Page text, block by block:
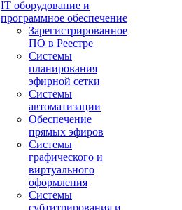
IT оборудование и
программное обеспечение
Зарегистрированное
ПО в Реестре
Системы
планирования
эфирной сетки
Системы
автоматизации
Обеспечение
прямых эфиров
Системы
графического и
виртуального
оформления
Системы
субтитрирования и